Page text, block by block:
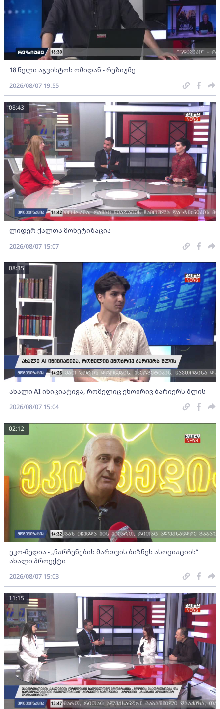
18 წელი აგვისტოს ომიდან - რეზიუმე
2026/08/07 19:55
ლიდერ ქალთა მონეტიზაცია
08:43
2026/08/07 15:07
ახალი AI ინიციატივა, რომელიც ენობრივ ბარიერს შლის
08:35
2026/08/07 15:04
ეკო-მედია - „ნარჩენების მართვის ბიზნეს ასოციაციის”
ახალი პროექტი
02:12
2026/08/07 15:03
11:15